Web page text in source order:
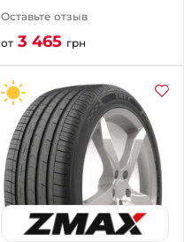
Оставьте отзыв
от 3 465 грн